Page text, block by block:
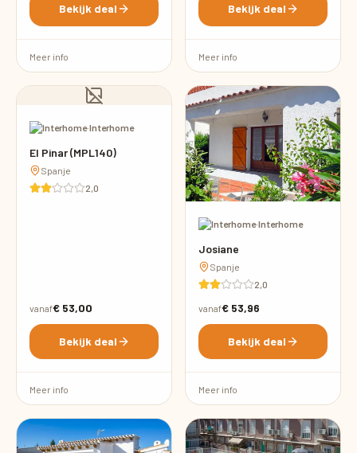
Bekijk deal
Meer info
Bekijk deal
Meer info
·Interhome
El Pinar (MPL140)
Spanje
2,0
vanaf€ 53,00
Bekijk deal
Meer info
·Interhome
Josiane
Spanje
2,0
vanaf€ 53,96
Bekijk deal
Meer info